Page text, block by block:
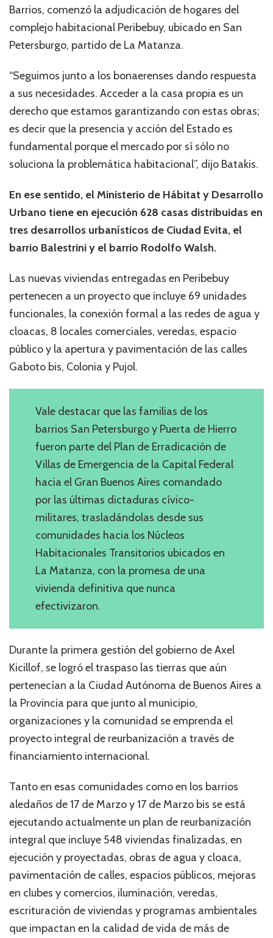
Barrios, comenzó la adjudicación de hogares del
complejo habitacional Peribebuy, ubicado en San
Petersburgo, partido de La Matanza.
“Seguimos junto a los bonaerenses dando respuesta
a sus necesidades. Acceder a la casa propia es un
derecho que estamos garantizando con estas obras;
es decir que la presencia y acción del Estado es
fundamental porque el mercado por sí sólo no
soluciona la problemática habitacional”, dijo Batakis.
En ese sentido, el Ministerio de Hábitat y Desarrollo
Urbano tiene en ejecución 628 casas distribuidas en
tres desarrollos urbanísticos de Ciudad Evita, el
barrio Balestrini y el barrio Rodolfo Walsh.
Las nuevas viviendas entregadas en Peribebuy
pertenecen a un proyecto que incluye 69 unidades
funcionales, la conexión formal a las redes de agua y
cloacas, 8 locales comerciales, veredas, espacio
público y la apertura y pavimentación de las calles
Gaboto bis, Colonia y Pujol.
Vale destacar que las familias de los
barrios San Petersburgo y Puerta de Hierro
fueron parte del Plan de Erradicación de
Villas de Emergencia de la Capital Federal
hacia el Gran Buenos Aires comandado
por las últimas dictaduras cívico-
militares, trasladándolas desde sus
comunidades hacia los Núcleos
Habitacionales Transitorios ubicados en
La Matanza, con la promesa de una
vivienda definitiva que nunca
efectivizaron.
Durante la primera gestión del gobierno de Axel
Kicillof, se logró el traspaso las tierras que aún
pertenecían a la Ciudad Autónoma de Buenos Aires a
la Provincia para que junto al municipio,
organizaciones y la comunidad se emprenda el
proyecto integral de reurbanización a través de
financiamiento internacional.
Tanto en esas comunidades como en los barrios
aledaños de 17 de Marzo y 17 de Marzo bis se está
ejecutando actualmente un plan de reurbanización
integral que incluye 548 viviendas finalizadas, en
ejecución y proyectadas, obras de agua y cloaca,
pavimentación de calles, espacios públicos, mejoras
en clubes y comercios, iluminación, veredas,
escrituración de viviendas y programas ambientales
que impactan en la calidad de vida de más de